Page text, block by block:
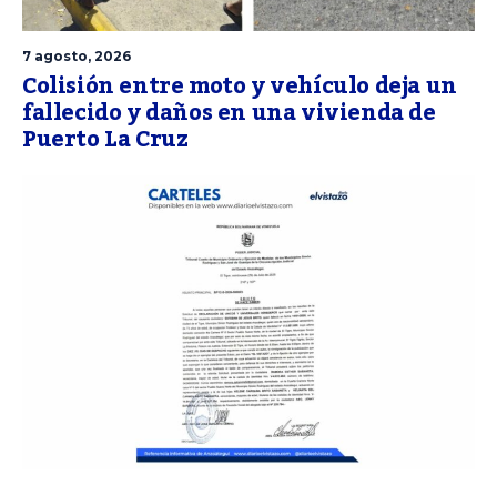
7 agosto, 2026
Colisión entre moto y vehículo deja un
fallecido y daños en una vivienda de
Puerto La Cruz